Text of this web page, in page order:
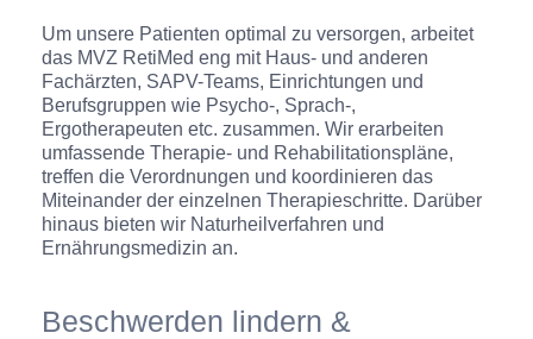
Um unsere Patienten optimal zu versorgen, arbeitet
das MVZ RetiMed eng mit Haus- und anderen
Fachärzten, SAPV-Teams, Einrichtungen und
Berufsgruppen wie Psycho-, Sprach-,
Ergotherapeuten etc. zusammen. Wir erarbeiten
umfassende Therapie- und Rehabilitationspläne,
treffen die Verordnungen und koordinieren das
Miteinander der einzelnen Therapieschritte. Darüber
hinaus bieten wir Naturheilverfahren und
Ernährungsmedizin an.
Beschwerden lindern &